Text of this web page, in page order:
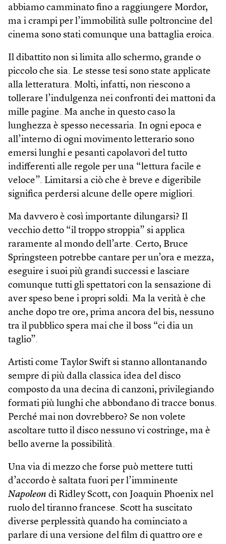
abbiamo camminato fino a raggiungere Mordor,
ma i crampi per l’immobilità sulle poltroncine del
cinema sono stati comunque una battaglia eroica.
Il dibattito non si limita allo schermo, grande o
piccolo che sia. Le stesse tesi sono state applicate
alla letteratura. Molti, infatti, non riescono a
tollerare l’indulgenza nei confronti dei mattoni da
mille pagine. Ma anche in questo caso la
lunghezza è spesso necessaria. In ogni epoca e
all’interno di ogni movimento letterario sono
emersi lunghi e pesanti capolavori del tutto
indifferenti alle regole per una “lettura facile e
veloce”. Limitarsi a ciò che è breve e digeribile
significa perdersi alcune delle opere migliori.
Ma davvero è così importante dilungarsi? Il
vecchio detto “il troppo stroppia” si applica
raramente al mondo dell’arte. Certo, Bruce
Springsteen potrebbe cantare per un’ora e mezza,
eseguire i suoi più grandi successi e lasciare
comunque tutti gli spettatori con la sensazione di
aver speso bene i propri soldi. Ma la verità è che
anche dopo tre ore, prima ancora del bis, nessuno
tra il pubblico spera mai che il boss “ci dia un
taglio”.
Artisti come Taylor Swift si stanno allontanando
sempre di più dalla classica idea del disco
composto da una decina di canzoni, privilegiando
formati più lunghi che abbondano di tracce bonus.
Perché mai non dovrebbero? Se non volete
ascoltare tutto il disco nessuno vi costringe, ma è
bello averne la possibilità.
Una via di mezzo che forse può mettere tutti
d’accordo è saltata fuori per l’imminente
Napoleon di Ridley Scott, con Joaquin Phoenix nel
ruolo del tiranno francese. Scott ha suscitato
diverse perplessità quando ha cominciato a
parlare di una versione del film di quattro ore e